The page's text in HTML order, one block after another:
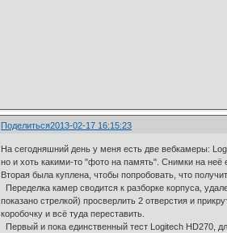
Поделиться2013-02-17 16:15:23
На сегодняшний день у меня есть две вебкамеры:
но и хоть какими-то "фото на память". Снимки на
Вторая была куплена, чтобы попробовать, что
Переделка камер сводится к разборке корпуса,
показано стрелкой) просверлить 2 отверстия и
коробочку и всё туда переставить.
Первый и пока единственный тест Logitech HD270,